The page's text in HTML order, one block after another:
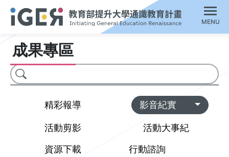
MENU
成果專區
搜尋
精彩報導 影音紀實
活動剪影
活動大事紀
資源下載
行動諮詢